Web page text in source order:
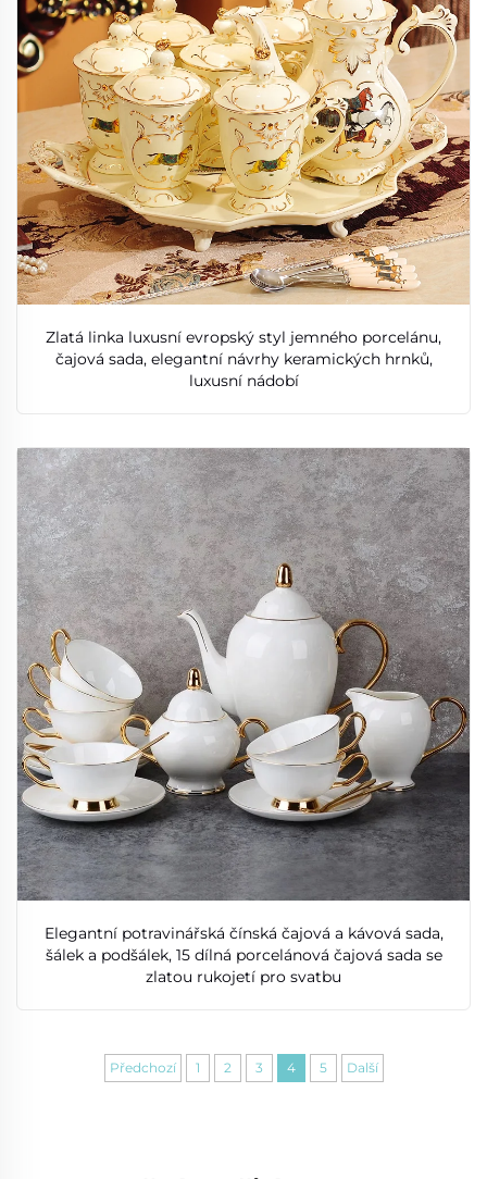
Zlatá linka luxusní evropský styl jemného porcelánu,
čajová sada, elegantní návrhy keramických hrnků,
luxusní nádobí
Elegantní potravinářská čínská čajová a kávová sada,
šálek a podšálek, 15 dílná porcelánová čajová sada se
zlatou rukojetí pro svatbu
Předchozí 1 2 3 4 5 Další